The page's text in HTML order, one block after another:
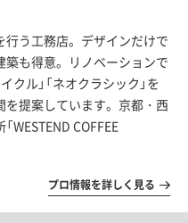
う工務店。デザインだけで
も得意。リノベーションで
ル」「ネオクラシック」を
提案しています。京都・西
WESTEND COFFEE
プロ情報を詳しく見る